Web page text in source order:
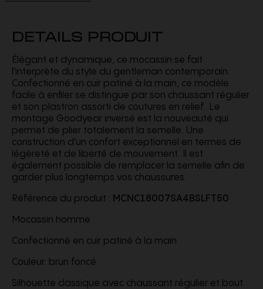
DETAILS PRODUIT
Élégant et dynamique, ce mocassin se fait
l'interprète du style du gentleman contemporain.
Confectionné en cuir patiné à la main, ce modèle
facile à enfiler se distingue par son chaussant régulier
et son plastron assorti de coutures en relief. Le
montage Goodyear inversé est la nouveauté qui
permet de plier totalement la semelle. Une
construction d'un confort exceptionnel en termes de
légèreté et de liberté de mouvement. Il est
également possible de remplacer la semelle afin de
garder plus longtemps vos chaussures.
Référence du produit : MCNC18007SA4BSLFT50
Mocassin homme
Confectionné en cuir patiné à la main
Couleur: brun foncé
Silhouette classique avec chaussant régulier et bout